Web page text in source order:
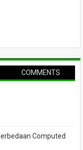
COMMENTS
Computed